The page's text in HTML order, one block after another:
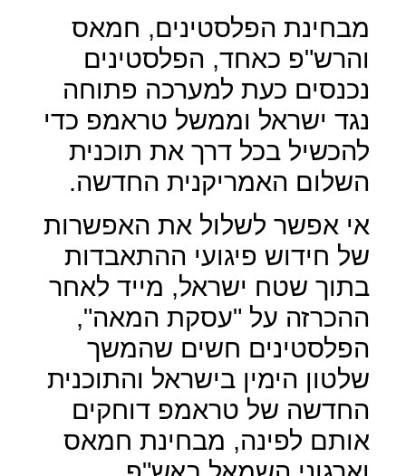
מבחינת הפלסטינים, חמאס
והרש"פ כאחד, הפלסטינים
נכנסים כעת למערכה פתוחה
נגד ישראל וממשל טראמפ כדי
להכשיל בכל דרך את תוכנית
השלום האמריקנית החדשה.
אי אפשר לשלול את האפשרות
של חידוש פיגועי ההתאבדות
בתוך שטח ישראל, מייד לאחר
ההכרזה על "עסקת המאה",
הפלסטינים חשים שהמשך
שלטון הימין בישראל והתוכנית
החדשה של טראמפ דוחקים
אותם לפינה, מבחינת חמאס